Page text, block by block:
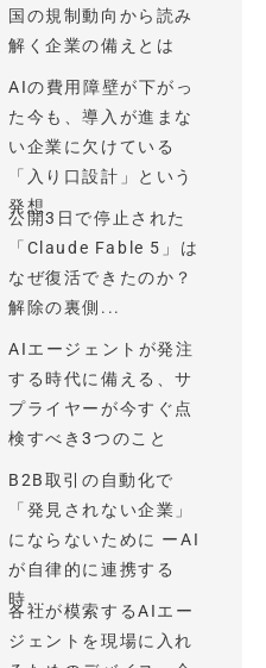
国の規制動向から読み
解く企業の備えとは
AIの費用障壁が下がっ
た今も、導入が進まな
い企業に欠けている
「入り口設計」という
発想
公開3日で停止された
「Claude Fable 5」は
なぜ復活できたのか？
解除の裏側...
AIエージェントが発注
する時代に備える、サ
プライヤーが今すぐ点
検すべき3つのこと
B2B取引の自動化で
「発見されない企業」
にならないために ーAI
が自律的に連携する
時...
各社が模索するAIエー
ジェントを現場に入れ